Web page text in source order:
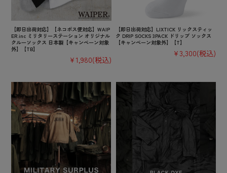
【即日出荷対応】【ネコポス便対応】WAIP
ER.inc ミリタリーステーション オリジナル
クルーソックス 日本製【キャンペーン対象
外】【TB】
¥1,980(税込)
【即日出荷対応】LIXTICK リックスティッ
ク DRIP SOCKS 3PACK ドリップ ソックス
【キャンペーン対象外】【T】
¥3,300(税込)